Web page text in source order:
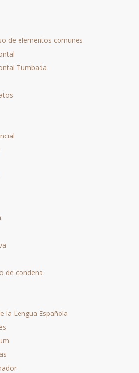
de elementos comunes
Tumbada
de condena
la Lengua Española